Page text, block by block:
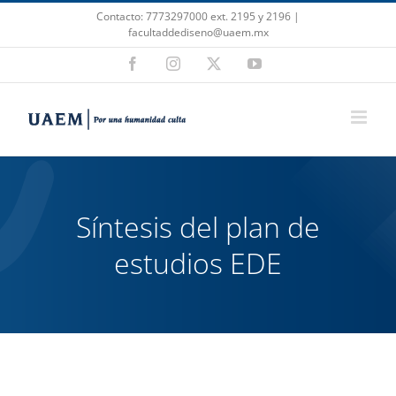
contenido
Contacto: 7773297000 ext. 2195 y 2196 |
facultaddediseno@uaem.mx
FacebookInstagram YouTube
Síntesis del plan de
estudios EDE